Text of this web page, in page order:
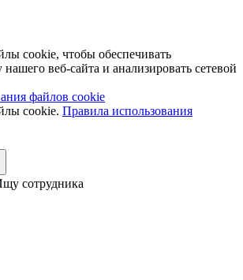
cookie, чтобы обеспечивать
веб-сайта и анализировать сетевой
файлов cookie
cookie. Правила использования
сотрудника